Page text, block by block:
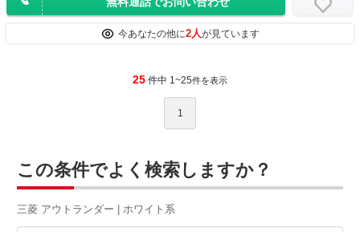
今あなたの他に2人が見ています
25 件中 1~25件を表示
1
この条件でよく検索しますか？
三菱 アウトランダー | ホワイト系